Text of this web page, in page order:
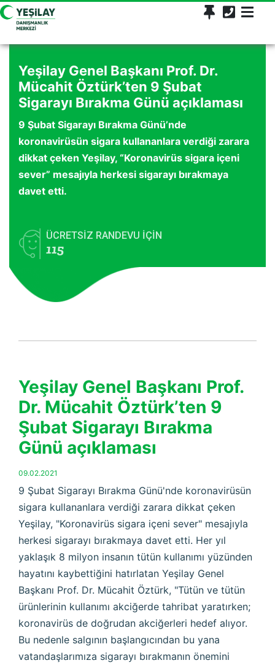
Yeşilay Genel Başkanı Prof. Dr.
Mücahit Öztürk’ten 9 Şubat
Sigarayı Bırakma Günü açıklaması
9 Şubat Sigarayı Bırakma Günü’nde
koronavirüsün sigara kullananlara verdiği zarara
dikkat çeken Yeşilay, “Koronavirüs sigara içeni
sever” mesajıyla herkesi sigarayı bırakmaya
davet etti.
ÜCRETSİZ RANDEVU İÇİN
115
Yeşilay Genel Başkanı Prof.
Dr. Mücahit Öztürk’ten 9
Şubat Sigarayı Bırakma
Günü açıklaması
09.02.2021
9 Şubat Sigarayı Bırakma Günü'nde koronavirüsün
sigara kullananlara verdiği zarara dikkat çeken
Yeşilay, "Koronavirüs sigara içeni sever" mesajıyla
herkesi sigarayı bırakmaya davet etti. Her yıl
yaklaşık 8 milyon insanın tütün kullanımı yüzünden
hayatını kaybettiğini hatırlatan Yeşilay Genel
Başkanı Prof. Dr. Mücahit Öztürk, "Tütün ve tütün
ürünlerinin kullanımı akciğerde tahribat yaratırken;
koronavirüs de doğrudan akciğerleri hedef alıyor.
Bu nedenle salgının başlangıcından bu yana
vatandaşlarımıza sigarayı bırakmanın önemini